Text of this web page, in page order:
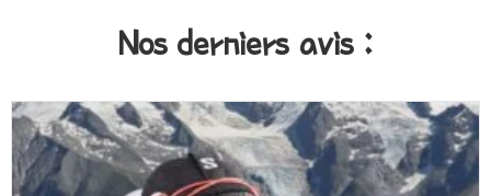
Nos derniers avis :